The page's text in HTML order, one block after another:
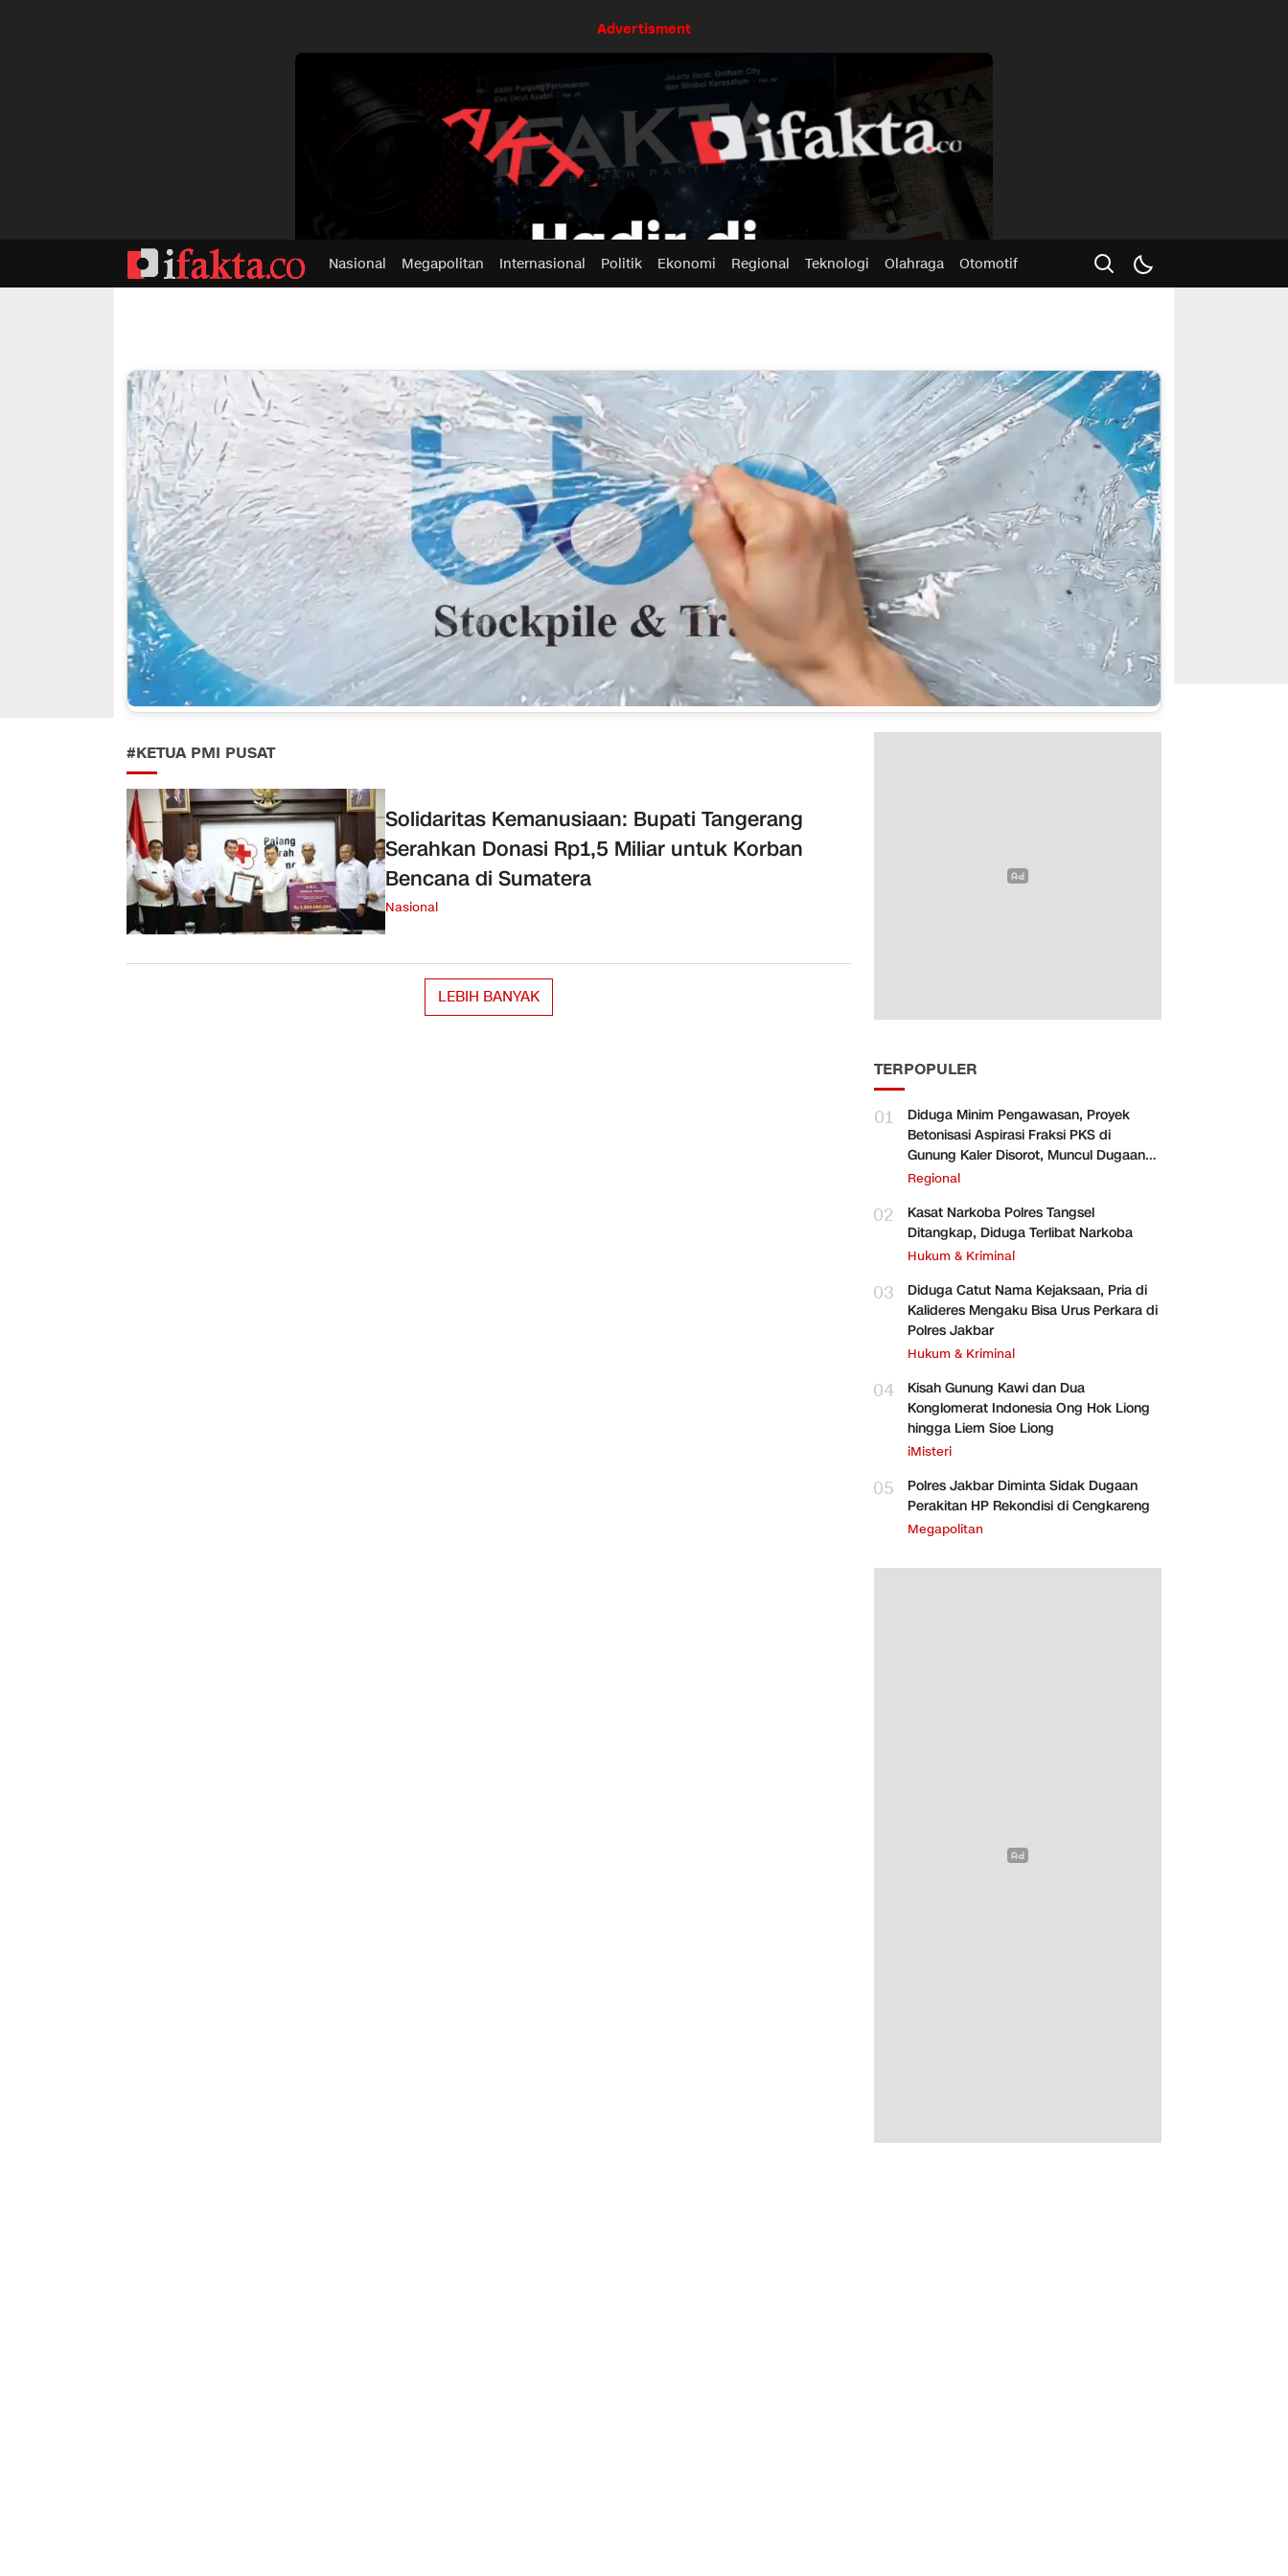
Advertisment
Nasional Megapolitan Internasional Politik Ekonomi Regional Teknologi Olahraga Otomotif
#KETUA PMI PUSAT
Solidaritas Kemanusiaan: Bupati Tangerang
Serahkan Donasi Rp1,5 Miliar untuk Korban
Bencana di Sumatera
Nasional
LEBIH BANYAK
TERPOPULER
01
Diduga Minim Pengawasan, Proyek
Betonisasi Aspirasi Fraksi PKS di
Gunung Kaler Disorot, Muncul Dugaan
Pengurangan Volume
Regional
02
Kasat Narkoba Polres Tangsel
Ditangkap, Diduga Terlibat Narkoba
Hukum & Kriminal
03
Diduga Catut Nama Kejaksaan, Pria di
Kalideres Mengaku Bisa Urus Perkara di
Polres Jakbar
Hukum & Kriminal
04
Kisah Gunung Kawi dan Dua
Konglomerat Indonesia Ong Hok Liong
hingga Liem Sioe Liong
iMisteri
05
Polres Jakbar Diminta Sidak Dugaan
Perakitan HP Rekondisi di Cengkareng
Megapolitan